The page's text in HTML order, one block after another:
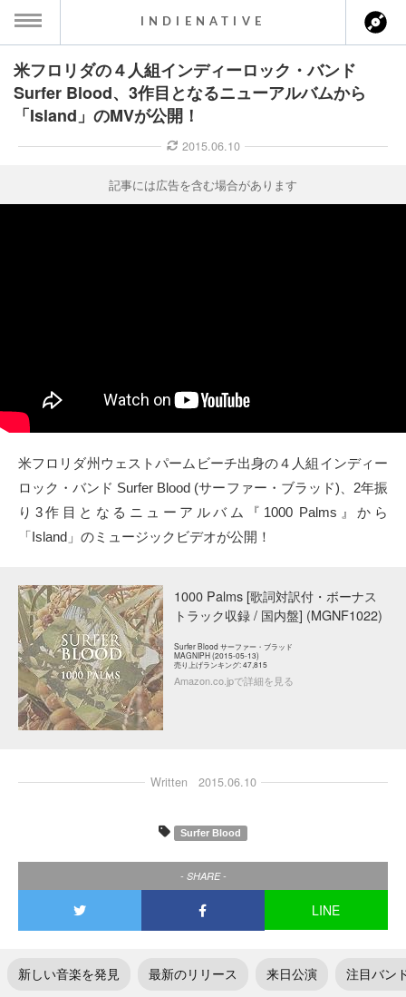
MENU
ス一覧
ト情報
クト
Twitter
instagram
Tumblr
Soundcloud
INDIENATIVE
米フロリダの４人組インディーロック・バンド
Surfer Blood、3作目となるニューアルバムから
「Island」のMVが公開！
2015.06.10
記事には広告を含む場合があります
米フロリダ州ウェストパームビーチ出身の４人組インディー
ロック・バンド Surfer Blood (サーファー・ブラッド)、2年振
り3作目となるニューアルバム『1000 Palms』から
「Island」のミュージックビデオが公開！
1000 Palms [歌詞対訳付・ボーナス
トラック収録 / 国内盤] (MGNF1022)
Surfer Blood サーファー・ブラッド
MAGNIPH (2015-05-13)
売り上げランキング: 47,815
Amazon.co.jpで詳細を見る
Written 2015.06.10
Surfer Blood
- SHARE -
LINE
新しい音楽を発見 最新のリリース 来日公演 注目バン